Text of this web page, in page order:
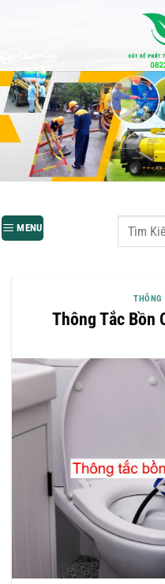
dung
MENU
THÔNG
Thông Tắc Bồn